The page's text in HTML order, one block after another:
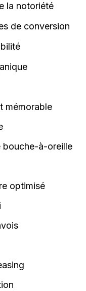
la notoriété
de conversion
mémorable
bouche-à-oreille
optimisé